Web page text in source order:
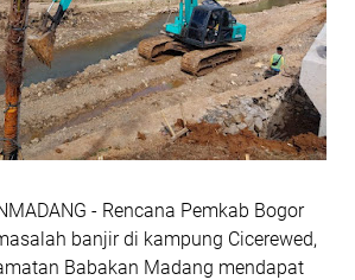
- Rencana Pemkab Bogor
banjir di kampung Cicerewed,
Babakan Madang mendapat